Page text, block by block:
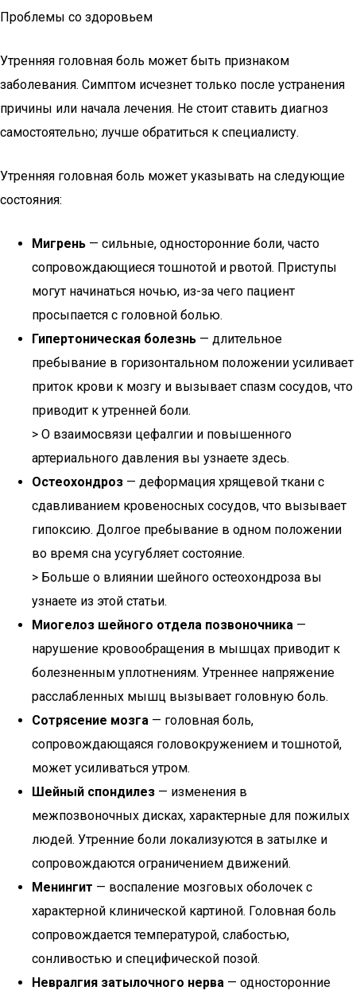
Проблемы со здоровьем
Утренняя головная боль может быть признаком
заболевания. Симптом исчезнет только после устранения
причины или начала лечения. Не стоит ставить диагноз
самостоятельно; лучше обратиться к специалисту.
Утренняя головная боль может указывать на следующие
состояния:
Мигрень — сильные, односторонние боли, часто
сопровождающиеся тошнотой и рвотой. Приступы
могут начинаться ночью, из-за чего пациент
просыпается с головной болью.
Гипертоническая болезнь — длительное
пребывание в горизонтальном положении усиливает
приток крови к мозгу и вызывает спазм сосудов, что
приводит к утренней боли.
> О взаимосвязи цефалгии и повышенного
артериального давления вы узнаете здесь.
Остеохондроз — деформация хрящевой ткани с
сдавливанием кровеносных сосудов, что вызывает
гипоксию. Долгое пребывание в одном положении
во время сна усугубляет состояние.
> Больше о влиянии шейного остеохондроза вы
узнаете из этой статьи.
Миогелоз шейного отдела позвоночника —
нарушение кровообращения в мышцах приводит к
болезненным уплотнениям. Утреннее напряжение
расслабленных мышц вызывает головную боль.
Сотрясение мозга — головная боль,
сопровождающаяся головокружением и тошнотой,
может усиливаться утром.
Шейный спондилез — изменения в
межпозвоночных дисках, характерные для пожилых
людей. Утренние боли локализуются в затылке и
сопровождаются ограничением движений.
Менингит — воспаление мозговых оболочек с
характерной клинической картиной. Головная боль
сопровождается температурой, слабостью,
сонливостью и специфической позой.
Невралгия затылочного нерва — односторонние